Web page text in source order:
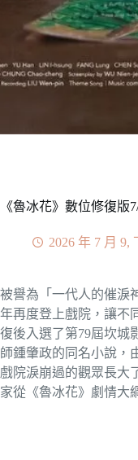
《魯冰花》數位修復
2026 年 7 月 9,
被譽為「一代人的催淚
年再度登上戲院，讓不
復後入選了第79屆坎城
師鍾肇政的同名小說，
戲院淚崩過的觀眾長大
家從《魯冰花》劇情大